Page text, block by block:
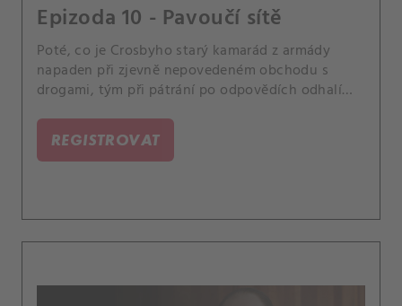
Epizoda 10 - Pavoučí sítě
Poté, co je Crosbyho starý kamarád z armády
napaden při zjevně nepovedeném obchodu s
drogami, tým při pátrání po odpovědích odhalí
setkání zpochybňuje svůj vztah se Sarah.
REGISTROVAT